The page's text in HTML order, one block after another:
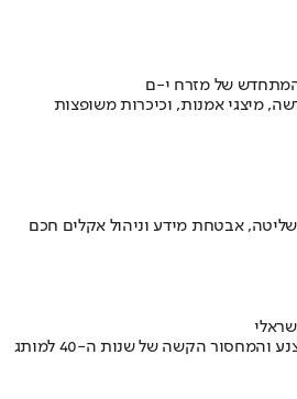
המתחדש של מזרח י-ם
מיצגי אמנות, וכיכרות משופצות
אבטחת מידע וניהול אקלים חכם
איך אסם הפכה את תקופת הצנע והמחסור הקשה של שנות ה-40 למותג